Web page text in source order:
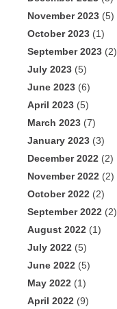
November 2023 (5)
October 2023 (1)
September 2023 (2)
July 2023 (5)
June 2023 (6)
April 2023 (5)
March 2023 (7)
January 2023 (3)
December 2022 (2)
November 2022 (2)
October 2022 (2)
September 2022 (2)
August 2022 (1)
July 2022 (5)
June 2022 (5)
May 2022 (1)
April 2022 (9)